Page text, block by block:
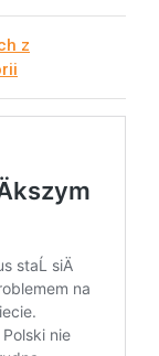
z